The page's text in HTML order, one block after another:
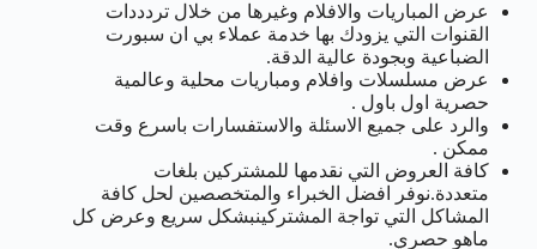
عرض المباريات والافلام وغيرها من خلال تردددات
القنوات التي يزودك بها خدمة عملاء بي ان سبورت
الضباعية وبجودة عالية الدقة.
عرض مسلسلات وافلام ومباريات محلية وعالمية
حصرية اول باول .
والرد على جميع الاسئلة والاستفسارات باسرع وقت
ممكن .
كافة العروض التي نقدمها للمشتركين بلغات
متعددة.نوفر افضل الخبراء والمتخصصين لحل كافة
المشاكل التي تواجة المشتركينبشكل سريع وعرض كل
ماهو حصري.